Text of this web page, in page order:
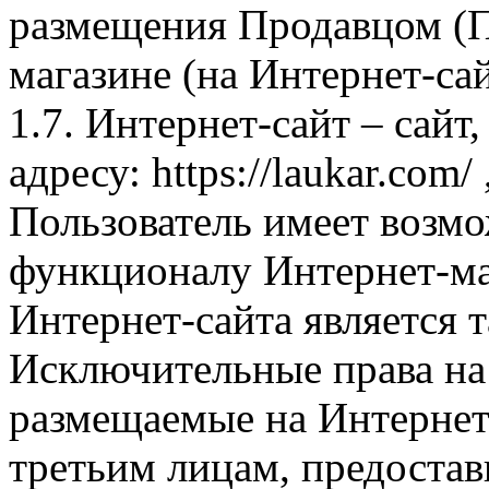
размещения Продавцом
магазине (на Интернет-
1.7. Интернет-сайт –
адресу: https://laukar.com/
Пользователь имеет
функционалу Интернет-
Интернет-сайта
Исключительные права
размещаемые на
третьим лицам,